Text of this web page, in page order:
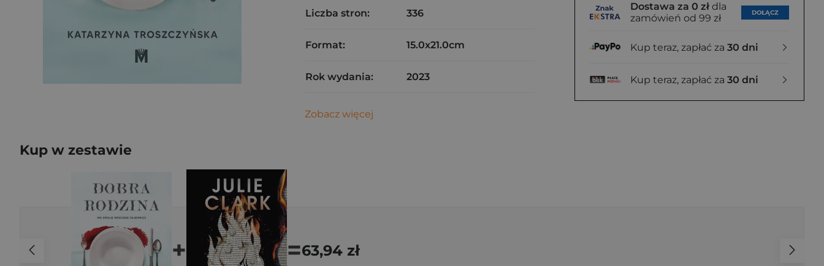
Dostawa za 0 zł dla
zamówień od 99 zł
DOŁĄCZ
Kup teraz, zapłać za 30 dni
Kup teraz, zapłać za 30 dni
Liczba stron: 336
Format: 15.0x21.0cm
Rok wydania: 2023
Zobacz więcej
Kup w zestawie
+ =63,94 zł